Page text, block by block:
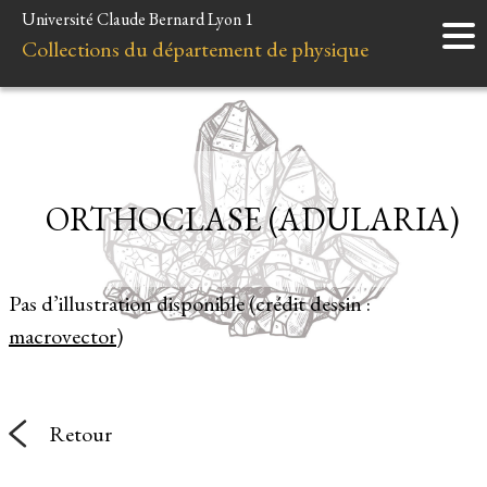
Accueil
Instruments
Liens et ressources
Université Claude Bernard Lyon 1
Collections du département de physique
Pas d’illustration disponible (crédit dessin :
macrovector)
ORTHOCLASE (ADULARIA)
Retour